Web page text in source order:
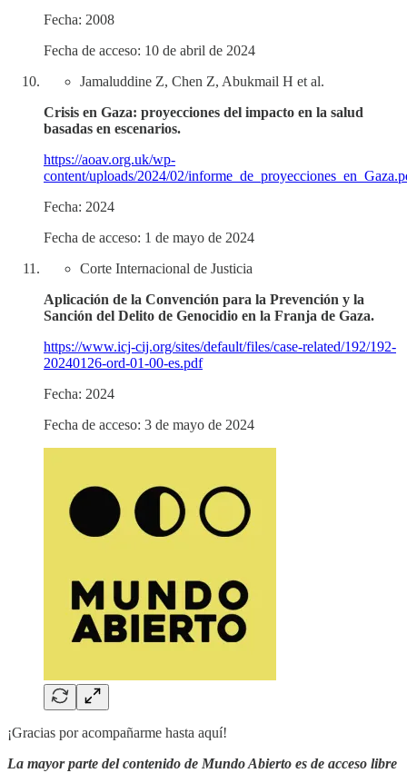
Fecha: 2008
Fecha de acceso: 10 de abril de 2024
Jamaluddine Z, Chen Z, Abukmail H et al.
Crisis en Gaza: proyecciones del impacto en la salud
basadas en escenarios.
https://aoav.org.uk/wp-
content/uploads/2024/02/
Fecha: 2024
Fecha de acceso: 1 de mayo de 2024
Corte Internacional de Justicia
Aplicación de la Convención para la Prevención y la
Sanción del Delito de Genocidio en la Franja de Gaza.
https://www.icj-cij.org/sites/default/files/case-related/192/192-
20240126-ord-01-00-es.pdf
Fecha: 2024
Fecha de acceso: 3 de mayo de 2024
¡Gracias por acompañarme hasta aquí!
La mayor parte del contenido de Mundo Abierto es de acceso libre